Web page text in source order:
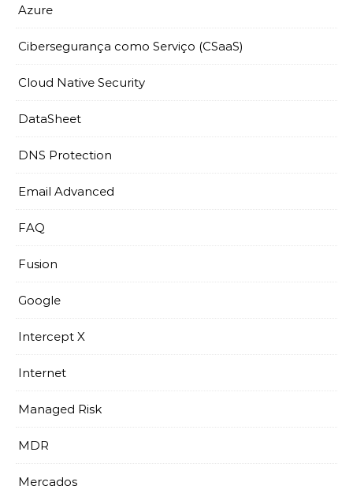
Azure
Cibersegurança como Serviço (CSaaS)
Cloud Native Security
DataSheet
DNS Protection
Email Advanced
FAQ
Fusion
Google
Intercept X
Internet
Managed Risk
MDR
Mercados